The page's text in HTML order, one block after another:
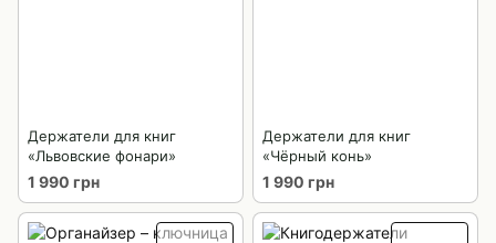
Держатели для книг
«Львовские фонари»
1 990 грн
Держатели для книг
«Чёрный конь»
1 990 грн